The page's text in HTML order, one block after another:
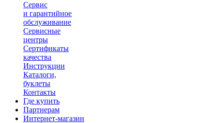
Сервис
и гарантийное
обслуживание
Сервисные
центры
Сертификаты
качества
Инструкции
Каталоги,
буклеты
Контакты
Где купить
Партнерам
Интернет-магазин